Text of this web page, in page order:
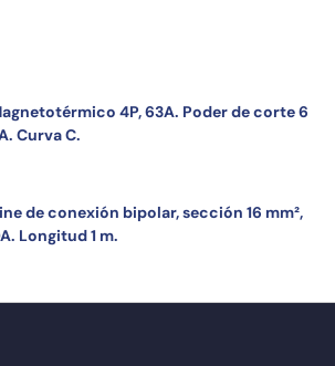
4P, 63A. Poder de corte 6
Curva C.
de conexión bipolar, sección 16 mm²,
Longitud 1 m.